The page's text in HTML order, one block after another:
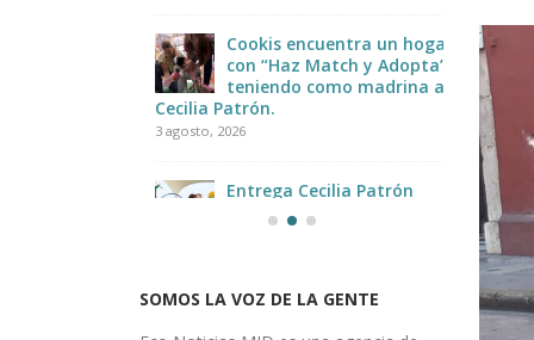
Cookis encuentra un hogar
con “Haz Match y Adopta”,
teniendo como madrina a
Cecilia Patrón.
3 agosto, 2026
Entrega Cecilia Patrón
nuevos parques: “Con